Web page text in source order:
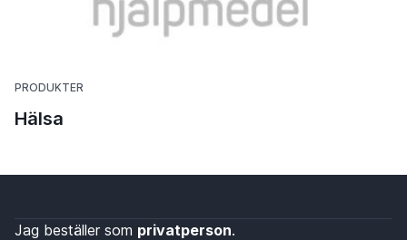
PRODUKTER
Hälsa
Jag beställer som privatperson.